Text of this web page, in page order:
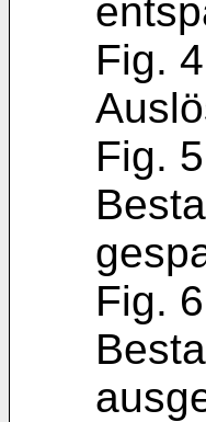
Fig.
Fig.
Fig.